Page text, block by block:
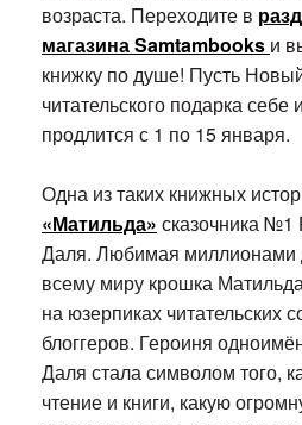
возраста. Переходите в
магазина Samtambooks и
книжку по душе! Пусть
читательского подарка себе
продлится с 1 по 15 января.
Одна из таких книжных
«Матильда» сказочника №1
Даля. Любимая миллионами
всему миру крошка
на юзерпиках читательских
блоггеров. Героиня
Даля стала символом того,
чтение и книги, какую